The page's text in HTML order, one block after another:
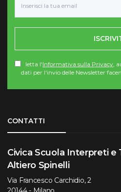
letta l'Informativa sulla Privacy,
dati per l'invio delle Newsletter
CONTATTI
Civica Scuola Interpreti e
Altiero Spinelli
Via Francesco Carchidio, 2